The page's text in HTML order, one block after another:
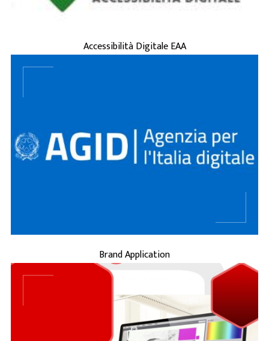
Accessibilità Digitale EAA
...
Brand Application